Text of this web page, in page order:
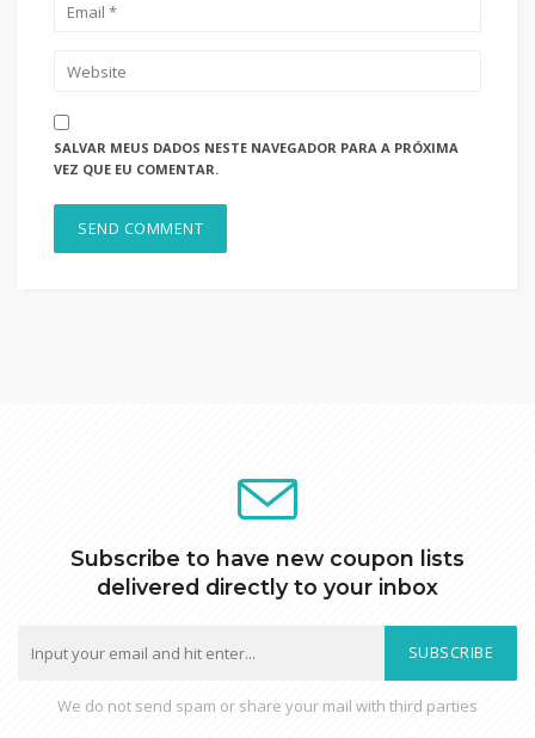
SALVAR MEUS DADOS NESTE NAVEGADOR PARA A PRÓXIMA
VEZ QUE EU COMENTAR.
Subscribe to have new coupon lists
delivered directly to your inbox
SUBSCRIBE
We do not send spam or share your mail with third parties